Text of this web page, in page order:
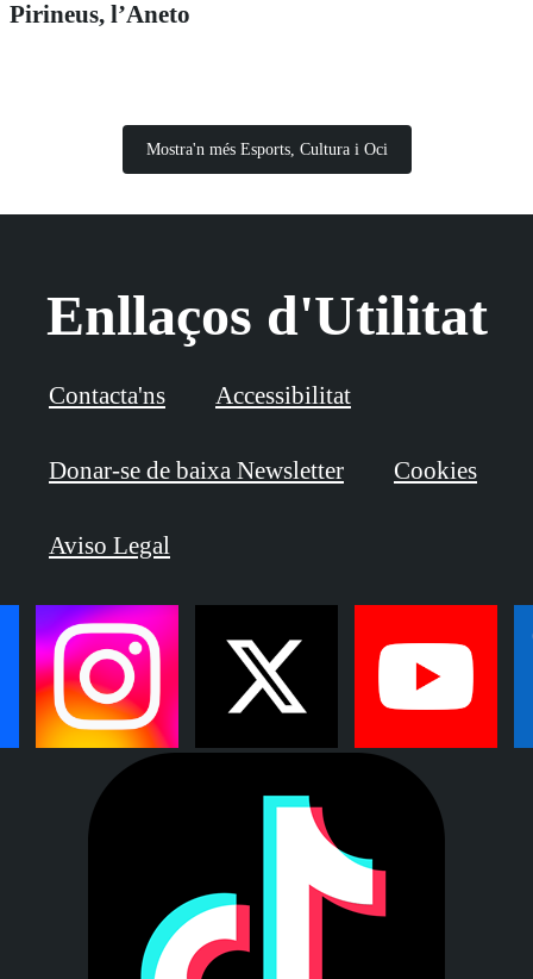
Pirineus, l’Aneto
Mostra'n més Esports, Cultura i Oci
Enllaços d'Utilitat
Contacta'ns Accessibilitat
Donar-se de baixa Newsletter Cookies
Aviso Legal